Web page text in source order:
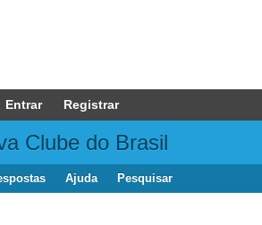
Entrar Registrar
Clube do Brasil
Ajuda Pesquisar